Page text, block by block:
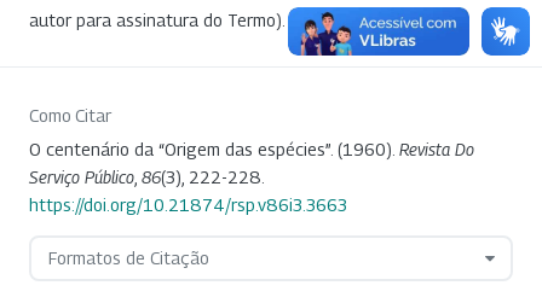
autor para assinatura do Termo).
Como Citar
O centenário da “Origem das espécies”. (1960). Revista Do
Serviço Público, 86(3), 222-228.
https://doi.org/10.21874/rsp.v86i3.3663
Formatos de Citação